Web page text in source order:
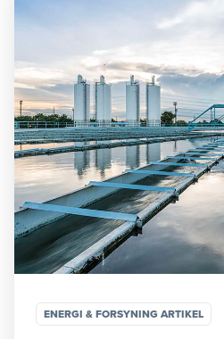
ENERGI & FORSYNING ARTIKEL